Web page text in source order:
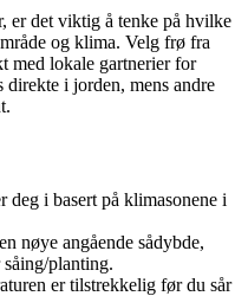
er det viktig å tenke på hvilke
og klima. Velg frø fra
med lokale gartnerier for
i jorden, mens andre
i basert på klimasonene i
nøye angående sådybde,
planting.
er tilstrekkelig før du sår